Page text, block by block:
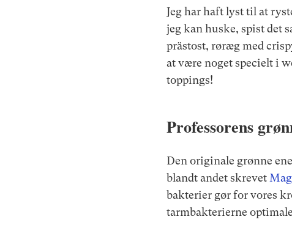
Jeg har haft lyst til at
jeg kan huske, spist det
prästost, røræg med
at være noget specielt i
toppings!
Professorens
Den originale grønne
blandt andet skrevet
bakterier gør for vores
tarmbakterierne